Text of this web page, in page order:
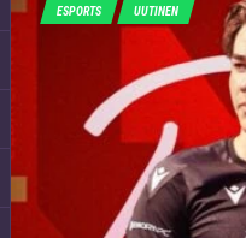
ESPORTS UUTINEN